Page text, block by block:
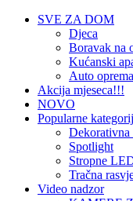
SVE ZA DOM
Djeca
Boravak na
Kućanski
Auto oprema
Akcija mjeseca!!!
NOVO
Popularne
Dekorativna
Spotlight
Stropne
Tračna
Video nadzor